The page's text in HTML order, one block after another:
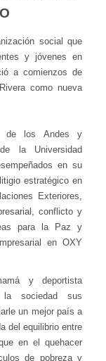
social que
y jóvenes en
a comienzos de
como nueva
de los Andes y
la Universidad
en su
estratégico en
Exteriores,
conflicto y
para la Paz y
en OXY
y deportista
sociedad sus
un mejor país a
del equilibrio entre
en el quehacer
de pobreza y